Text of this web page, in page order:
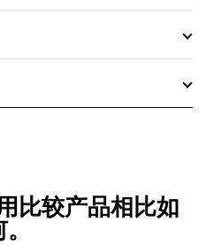
比较产品相比如